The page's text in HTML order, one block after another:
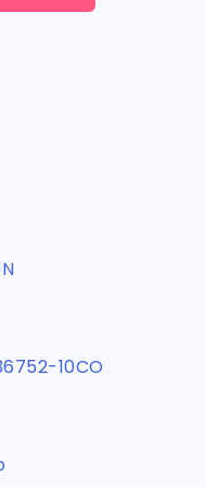
10CO